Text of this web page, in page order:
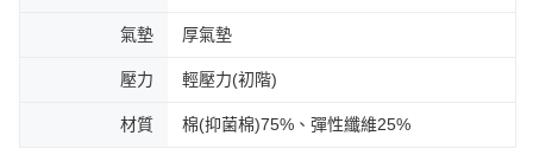
每筆NT$100，滿NT$888(含以上)免運費
氣墊 厚氣墊
壓力 輕壓力(初階)
材質 棉(抑菌棉)75%、彈性纖維25%